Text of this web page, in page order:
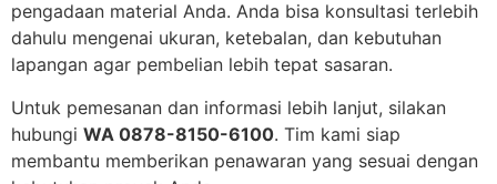
pengadaan material Anda. Anda bisa konsultasi terlebih
dahulu mengenai ukuran, ketebalan, dan kebutuhan
lapangan agar pembelian lebih tepat sasaran.
Untuk pemesanan dan informasi lebih lanjut, silakan
hubungi WA 0878-8150-6100. Tim kami siap
membantu memberikan penawaran yang sesuai dengan